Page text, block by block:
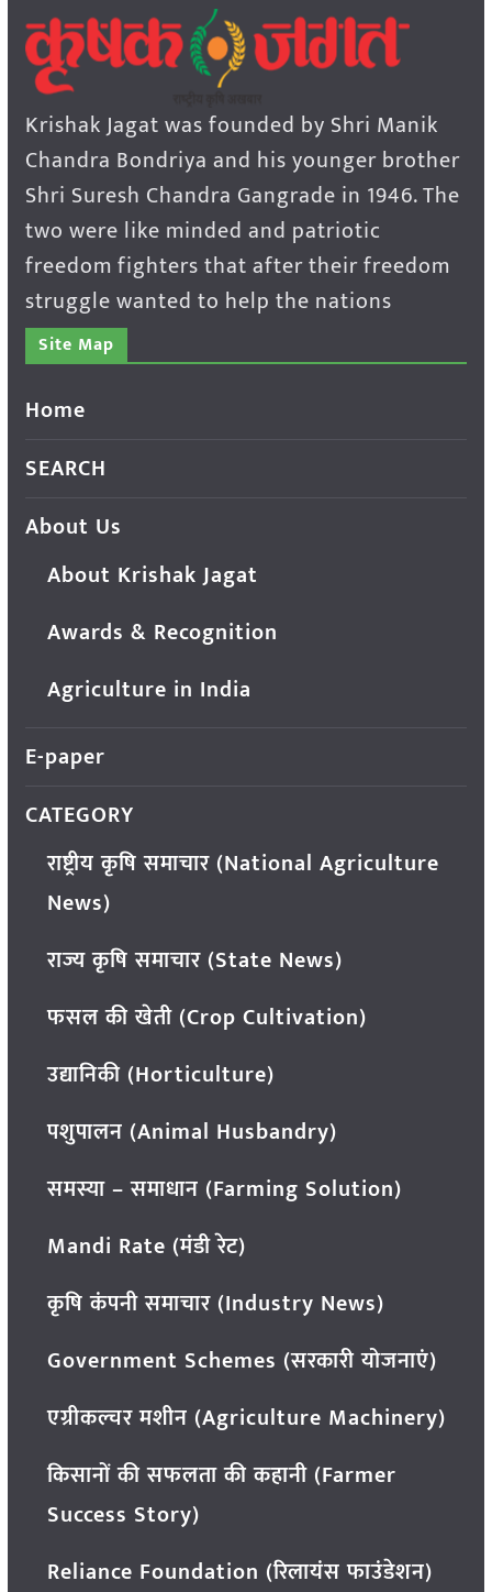
Krishak Jagat was founded by Shri Manik
Chandra Bondriya and his younger brother
Shri Suresh Chandra Gangrade in 1946. The
two were like minded and patriotic
freedom fighters that after their freedom
struggle wanted to help the nations
Site Map
Home
SEARCH
About Us
About Krishak Jagat
Awards & Recognition
Agriculture in India
E-paper
CATEGORY
राष्ट्रीय कृषि समाचार (National Agriculture
News)
राज्य कृषि समाचार (State News)
फसल की खेती (Crop Cultivation)
उद्यानिकी (Horticulture)
पशुपालन (Animal Husbandry)
समस्या – समाधान (Farming Solution)
Mandi Rate (मंडी रेट)
कृषि कंपनी समाचार (Industry News)
Government Schemes (सरकारी योजनाएं)
एग्रीकल्चर मशीन (Agriculture Machinery)
किसानों की सफलता की कहानी (Farmer
Success Story)
Reliance Foundation (रिलायंस फाउंडेशन)